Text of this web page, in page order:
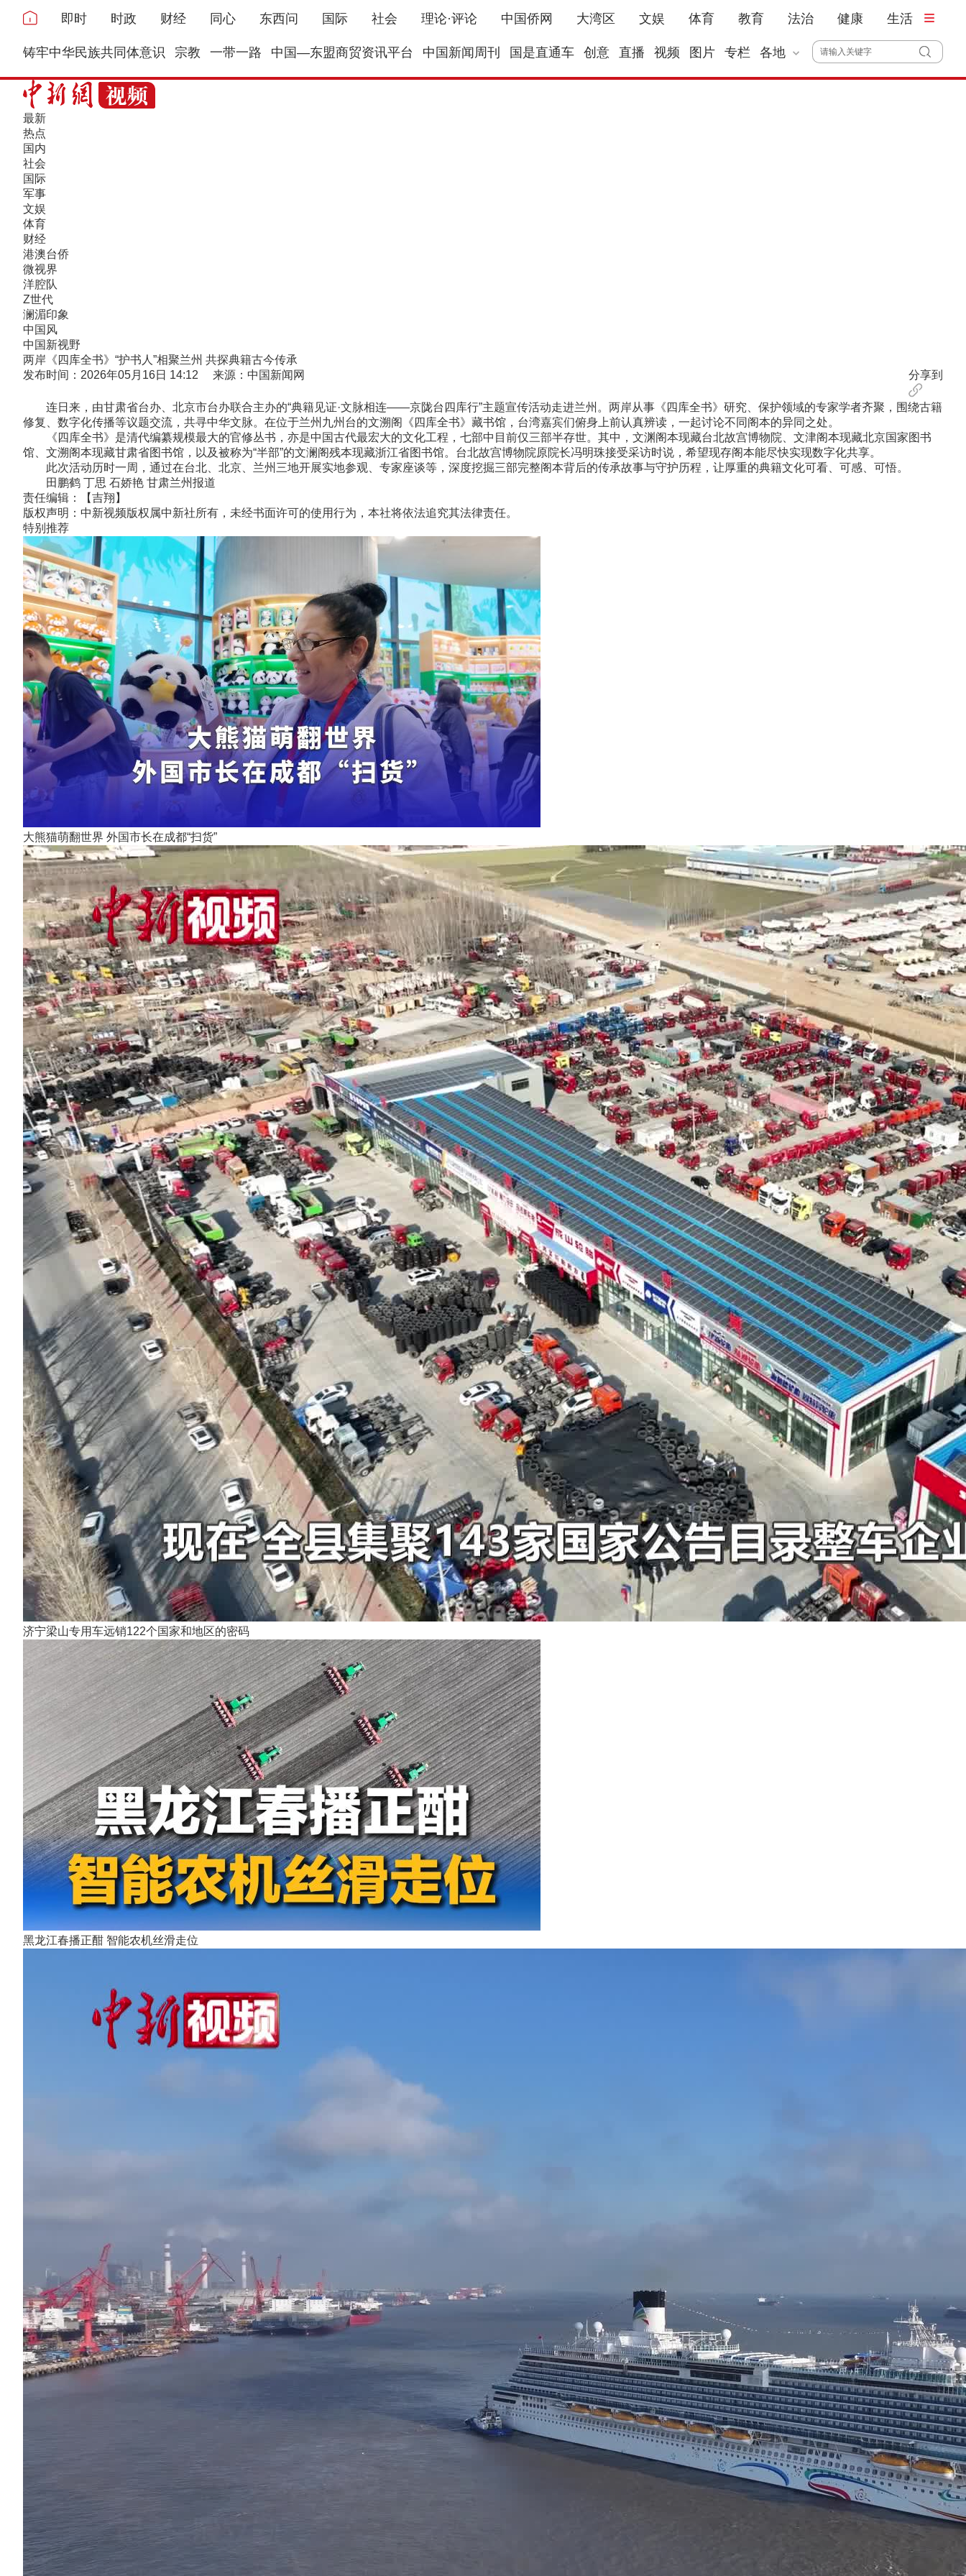
即时 时政 财经 同心 东西问 国际 社会 理论·评论 中国侨网 大湾区 文娱 体育 教育 法治 健康 生活
铸牢中华民族共同体意识 宗教 一带一路 中国—东盟商贸资讯平台 中国新闻周刊 国是直通车 创意 直播 视频 图片 专栏 各地
最新
热点
国内
社会
国际
军事
文娱
体育
财经
港澳台侨
微视界
洋腔队
Z世代
澜湄印象
中国风
中国新视野
两岸《四库全书》“护书人”相聚兰州 共探典籍古今传承
发布时间：2026年05月16日 14:12 来源：中国新闻网
分享到
连日来，由甘肃省台办、北京市台办联合主办的“典籍见证·文脉相连——京陇台四库行”主题宣传活动走进兰州。两岸从事《四库全书》研究、保护领域的专家学者齐聚，围绕古籍
修复、数字化传播等议题交流，共寻中华文脉。在位于兰州九州台的文溯阁《四库全书》藏书馆，台湾嘉宾们俯身上前认真辨读，一起讨论不同阁本的异同之处。
《四库全书》是清代编纂规模最大的官修丛书，亦是中国古代最宏大的文化工程，七部中目前仅三部半存世。其中，文渊阁本现藏台北故宫博物院、文津阁本现藏北京国家图书
馆、文溯阁本现藏甘肃省图书馆，以及被称为“半部”的文澜阁残本现藏浙江省图书馆。台北故宫博物院原院长冯明珠接受采访时说，希望现存阁本能尽快实现数字化共享。
此次活动历时一周，通过在台北、北京、兰州三地开展实地参观、专家座谈等，深度挖掘三部完整阁本背后的传承故事与守护历程，让厚重的典籍文化可看、可感、可悟。
田鹏鹤 丁思 石娇艳 甘肃兰州报道
责任编辑：【吉翔】
版权声明：中新视频版权属中新社所有，未经书面许可的使用行为，本社将依法追究其法律责任。
特别推荐
大熊猫萌翻世界 外国市长在成都“扫货”
济宁梁山专用车远销122个国家和地区的密码
黑龙江春播正酣 智能农机丝滑走位